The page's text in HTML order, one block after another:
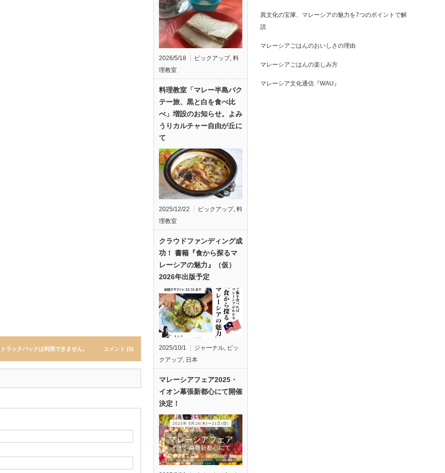
トラックバックは利用できません。 コメント (0)
2026/5/18 ピックアップ, 料
理教室
料理教室「マレー半島バク
テー旅、黒と白を食べ比
べ」増設のお知らせ。よみ
うりカルチャー自由が丘に
て
2025/12/22 ピックアップ, 料
理教室
クラウドファンディング成
功！ 書籍『食から探るマ
レーシアの魅力』（仮）
2026年出版予定
2025/10/1 ジャーナル, ピッ
クアップ, 日本
マレーシアフェア2025・
イオン幕張新都心にて開催
決定！
異文化の宝庫、マレーシアの魅力を7つのポイントで解
説
マレーシアごはんのおいしさの理由
マレーシアごはんの楽しみ方
マレーシア文化通信『WAU』